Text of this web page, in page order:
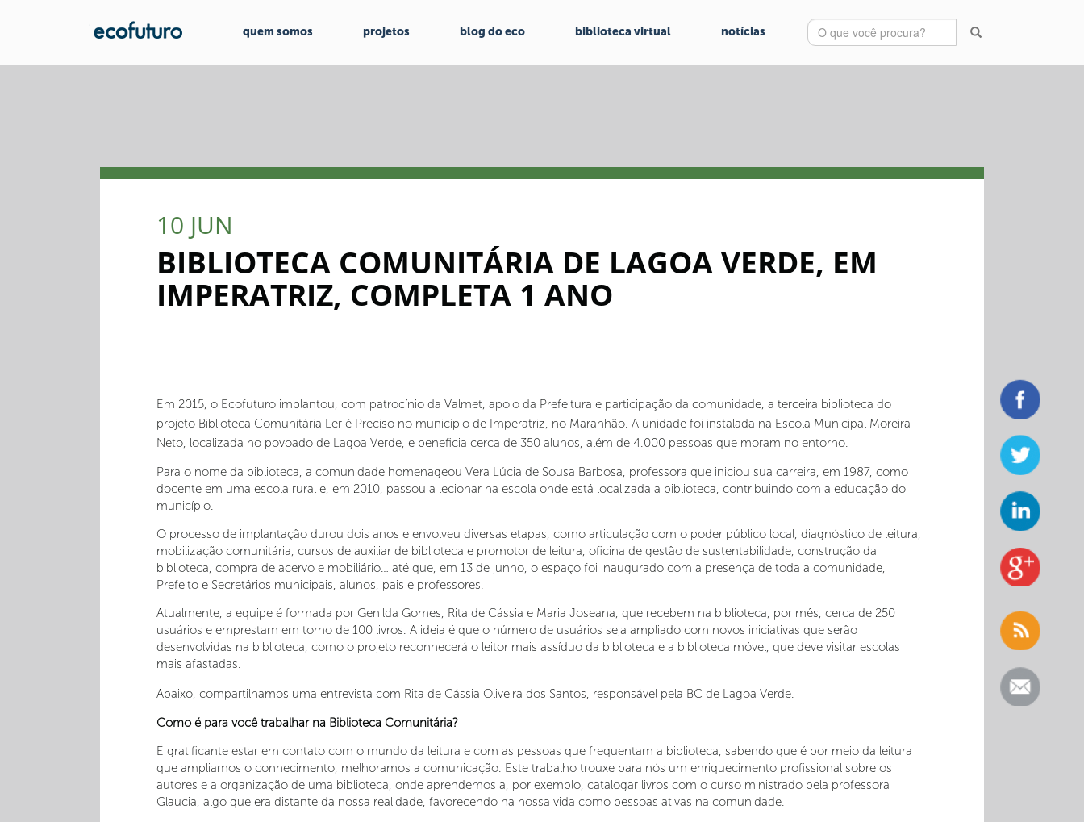
quem somos projetos blog do eco biblioteca virtual notícias
10 JUN
BIBLIOTECA COMUNITÁRIA DE LAGOA VERDE, EM
IMPERATRIZ, COMPLETA 1 ANO
Em 2015, o Ecofuturo implantou, com patrocínio da Valmet, apoio da Prefeitura e participação da comunidade, a terceira biblioteca do
projeto Biblioteca Comunitária Ler é Preciso no município de Imperatriz, no Maranhão. A unidade foi instalada na Escola Municipal Moreira
Neto, localizada no povoado de Lagoa Verde, e beneficia cerca de 350 alunos, além de 4.000 pessoas que moram no entorno.
Para o nome da biblioteca, a comunidade homenageou Vera Lúcia de Sousa Barbosa, professora que iniciou sua carreira, em 1987, como
docente em uma escola rural e, em 2010, passou a lecionar na escola onde está localizada a biblioteca, contribuindo com a educação do
município.
O processo de implantação durou dois anos e envolveu diversas etapas, como articulação com o poder público local, diagnóstico de leitura,
mobilização comunitária, cursos de auxiliar de biblioteca e promotor de leitura, oficina de gestão de sustentabilidade, construção da
biblioteca, compra de acervo e mobiliário… até que, em 13 de junho, o espaço foi inaugurado com a presença de toda a comunidade,
Prefeito e Secretários municipais, alunos, pais e professores.
Atualmente, a equipe é formada por Genilda Gomes, Rita de Cássia e Maria Joseana, que recebem na biblioteca, por mês, cerca de 250
usuários e emprestam em torno de 100 livros. A ideia é que o número de usuários seja ampliado com novos iniciativas que serão
desenvolvidas na biblioteca, como o projeto reconhecerá o leitor mais assíduo da biblioteca e a biblioteca móvel, que deve visitar escolas
mais afastadas.
Abaixo, compartilhamos uma entrevista com Rita de Cássia Oliveira dos Santos, responsável pela BC de Lagoa Verde.
Como é para você trabalhar na Biblioteca Comunitária?
É gratificante estar em contato com o mundo da leitura e com as pessoas que frequentam a biblioteca, sabendo que é por meio da leitura
que ampliamos o conhecimento, melhoramos a comunicação. Este trabalho trouxe para nós um enriquecimento profissional sobre os
autores e a organização de uma biblioteca, onde aprendemos a, por exemplo, catalogar livros com o curso ministrado pela professora
Glaucia, algo que era distante da nossa realidade, favorecendo na nossa vida como pessoas ativas na comunidade.